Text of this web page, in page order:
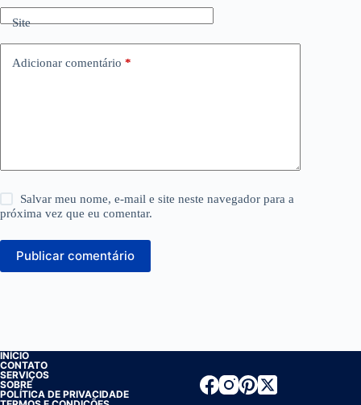
Site
Adicionar comentário *
Salvar meu nome, e-mail e site neste navegador para a
próxima vez que eu comentar.
Publicar comentário
INÍCIO
CONTATO
SERVIÇOS
SOBRE
POLÍTICA DE PRIVACIDADE